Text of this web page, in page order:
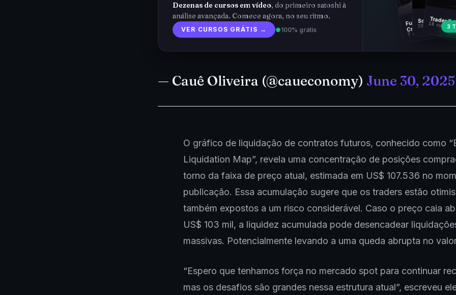
Dezenas de cursos em vídeo, do primeiro satoshi à
análise avançada. Comece agora, no seu ritmo.
VER CURSOS GRÁTIS → ●100% grátis
Fundamentos
Cripto
7 cursos · 31 aulas
Trader
18 cursos
Soberania
10 cursos · 44
3
— Cauê Oliveira (@caueconomy) June 30, 2025
O gráfico de liquidação de contratos futuros, conhecido como
Liquidation Map”, revela uma concentração de posições
torno da faixa de preço atual, estimada em US$ 107.536 no
publicação. Essa acumulação sugere que os traders estão
também expostos a um risco considerável. Caso o preço caia
US$ 103 mil, a liquidez acumulada pode desencadear
massivas. Potencialmente levando a uma queda abrupta no
“Espero que tenhamos força no mercado spot para continuar
mas os desafios são grandes nessa estrutura atual”, escreveu